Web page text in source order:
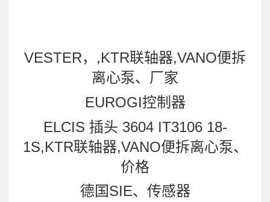
VESTER，,KTR联轴器,VANO便拆
离心泵、厂家
EUROGI控制器
ELCIS 插头 3604 IT3106 18-
1S,KTR联轴器,VANO便拆离心泵、
价格
德国SIE、传感器